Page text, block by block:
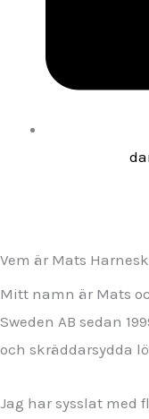
Vem är Mats
Mitt namn är Mats
Sweden AB sedan
och skräddarsydda
Jag har sysslat med